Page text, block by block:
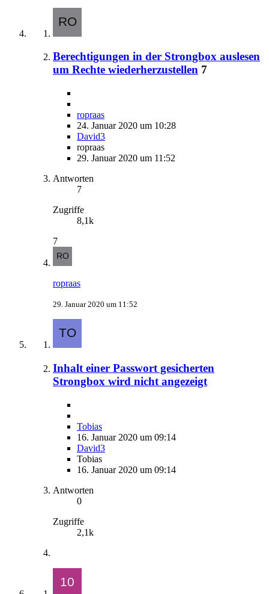
Berechtigungen in der Strongbox auslesen
um Rechte wiederherzustellen 7
ropraas
24. Januar 2020 um 10:28
David3
ropraas
29. Januar 2020 um 11:52
Antworten
7
Zugriffe
8,1k
7
ropraas
29. Januar 2020 um 11:52
Inhalt einer Passwort gesicherten
Strongbox wird nicht angezeigt
Tobias
16. Januar 2020 um 09:14
David3
Tobias
16. Januar 2020 um 09:14
Antworten
0
Zugriffe
2,1k